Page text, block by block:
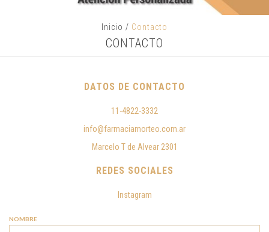
Inicio / Contacto
CONTACTO
DATOS DE CONTACTO
11-4822-3332
info@farmaciamorteo.com.ar
Marcelo T de Alvear 2301
REDES SOCIALES
Instagram
NOMBRE